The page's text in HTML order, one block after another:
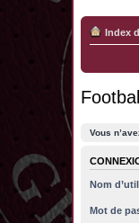
Index
Vous
Nom
Mot de